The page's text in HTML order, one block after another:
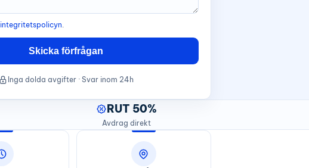
integritetspolicyn.
Skicka förfrågan
Inga dolda avgifter · Svar inom 24h
RUT 50%
Avdrag direkt